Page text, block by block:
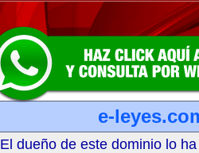
e-
El dueño de este dominio lo